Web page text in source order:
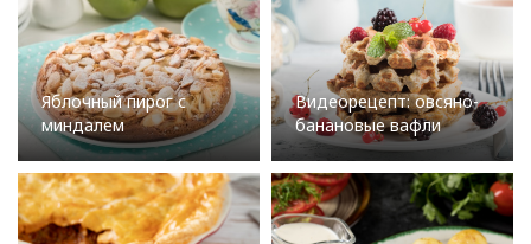
Яблочный пирог с
миндалем
Видеорецепт: овсяно-
банановые вафли